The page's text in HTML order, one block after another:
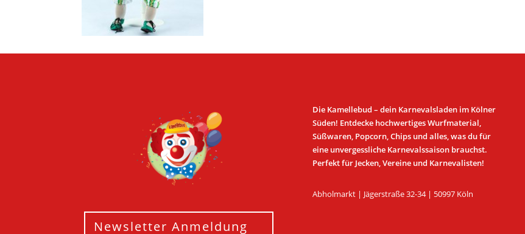
Newsletter Anmeldung
Die Kamellebud – dein Karnevalsladen im Kölner
Süden! Entdecke hochwertiges Wurfmaterial,
Süßwaren, Popcorn, Chips und alles, was du für
eine unvergessliche Karnevalssaison brauchst.
Perfekt für Jecken, Vereine und Karnevalisten!
Abholmarkt | Jägerstraße 32-34 | 50997 Köln